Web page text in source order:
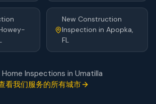
New Construction
Inspection in Apopka,
FL
Home Inspections in Umatilla
看我们服务的所有城市